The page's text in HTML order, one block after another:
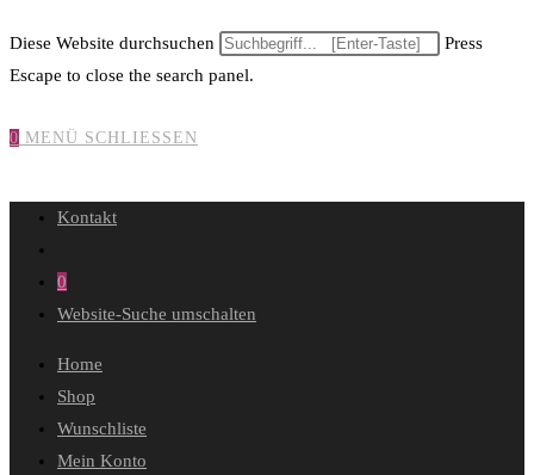
Diese Website durchsuchen
Press
Escape to close the search panel.
0 MENÜ SCHLIESSEN
Kontakt
0
Website-Suche umschalten
Home
Shop
Wunschliste
Mein Konto